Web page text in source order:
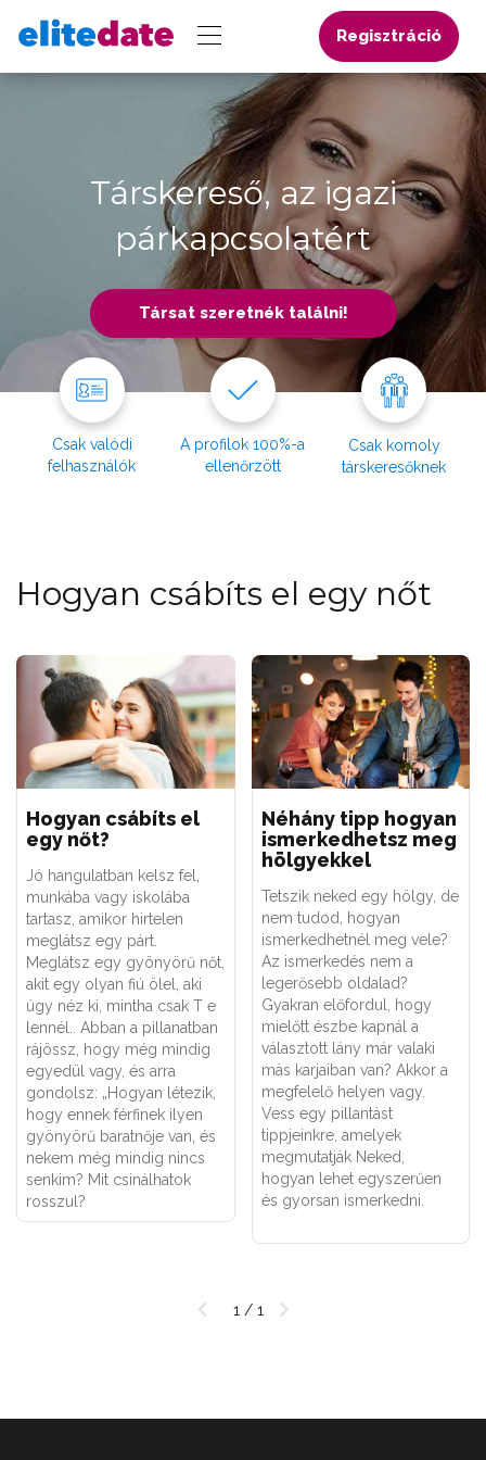
Regisztráció
Társkereső, az igazi
párkapcsolatért
Társat szeretnék találni!
Csak valódi
felhasználók
A profilok 100%-a
ellenőrzött
Csak komoly
társkeresőknek
Hogyan csábíts el egy nőt
Hogyan csábíts el
egy nőt?
Jó hangulatban kelsz fel,
munkába vagy iskolába
tartasz, amikor hirtelen
meglátsz egy párt.
Meglátsz egy gyönyörű nőt,
akit egy olyan fiú ölel, aki
úgy néz ki, mintha csak T e
lennél.
. Abban a pillanatban
rájössz, hogy még mindig
egyedül vagy, és arra
gondolsz: „Hogyan létezik,
hogy ennek férfinek ilyen
gyönyörű baratnője van , és
nekem még mindig nincs
senkim? Mit csinálhatok
rosszul?
Néhány tipp hogyan
ismerkedhetsz meg
hölgyekkel
Tetszik neked egy hölgy, de
nem tudod, hogyan
ismerkedhetnél meg vele?
Az ismerkedés nem a
legerősebb oldalad?
Gyakran előfordul, hogy
mielőtt észbe kapnál a
választott lány már valaki
más karjaiban van? Akkor a
megfelelő helyen vagy.
Vess egy pillantást
tippjeinkre, amelyek
megmutatják Neked,
hogyan lehet egyszerűen
és gyorsan ismerkedni.
1 / 1